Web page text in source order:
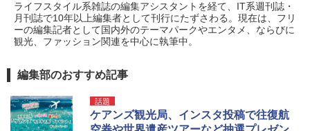
GRANDOOR ステンレス保冷剤 2個セット 2
026リニューアル 急速冷凍 空間倍増 衛生的
コンパクト 保冷力長持ち
BUNDOK(バンドック)ソロ ドーム 1 EX BDK
-08EX カーキ ソロキャンプ ポリエステル フ
レーム ドーム型 テント
ライフスタイル系雑誌の編集アシスタントを経て、IT系週刊誌・
月刊誌で10年以上編集者として刊行にたずさわる。現在は、フリ
ーの編集記者として国内外のテーマパークやエンタメ、ならびに
観光、ファッション関連を中心に執筆中。
編集部のおすすめ記事
話題
ケアンズ観光局、インスタ投稿で往復航